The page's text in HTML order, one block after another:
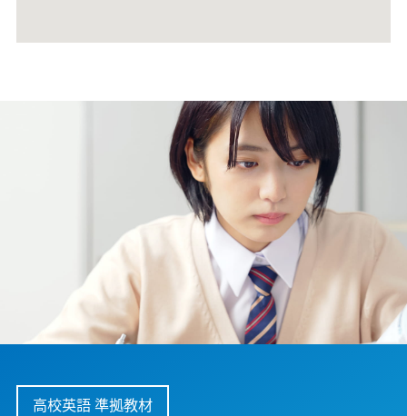
高校英語 準拠教材